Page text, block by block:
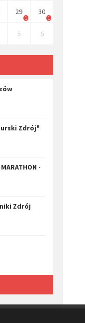
29
1
30
1
5 6
Zdrój"
-
Zdrój